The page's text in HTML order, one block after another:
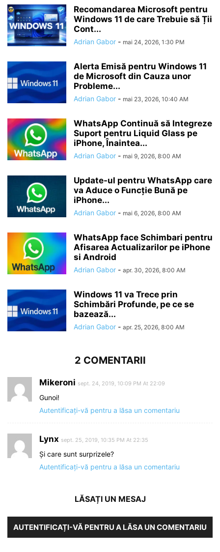
Recomandarea Microsoft pentru
Windows 11 de care Trebuie să Ții
Cont...
Adrian Gabor - mai 24, 2026, 1:30 PM
Alerta Emisă pentru Windows 11
de Microsoft din Cauza unor
Probleme...
Adrian Gabor - mai 23, 2026, 10:40 AM
WhatsApp Continuă să Integreze
Suport pentru Liquid Glass pe
iPhone, Înaintea...
Adrian Gabor - mai 9, 2026, 8:00 AM
Update-ul pentru WhatsApp care
va Aduce o Funcție Bună pe
iPhone...
Adrian Gabor - mai 6, 2026, 8:00 AM
WhatsApp face Schimbari pentru
Afisarea Actualizarilor pe iPhone
si Android
Adrian Gabor - apr. 30, 2026, 8:00 AM
Windows 11 va Trece prin
Schimbări Profunde, pe ce se
bazează...
Adrian Gabor - apr. 25, 2026, 8:00 AM
2 COMENTARII
Mikeroni sept. 24, 2019, 10:09 PM At 22:09
Gunoi!
Autentificați-vă pentru a lăsa un comentariu
Lynx sept. 25, 2019, 10:35 PM At 22:35
Și care sunt surprizele?
Autentificați-vă pentru a lăsa un comentariu
LĂSAȚI UN MESAJ
AUTENTIFICAȚI-VĂ PENTRU A LĂSA UN COMENTARIU